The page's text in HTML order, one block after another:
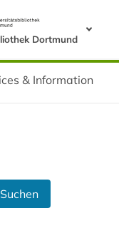
Dortmund
& Information
Suchen